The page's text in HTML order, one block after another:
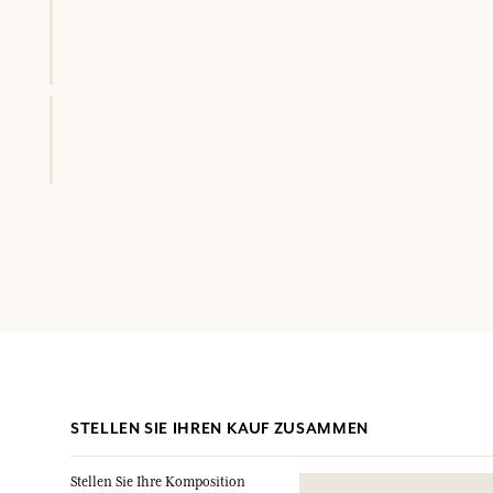
STELLEN SIE IHREN KAUF ZUSAMMEN
Stellen Sie Ihre Komposition